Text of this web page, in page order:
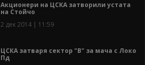
Акционери на ЦСКА затворили устата
на Стойчо
2 дек 2014 | 11:59
ЦСКА затваря сектор "В" за мача с Локо
Пд